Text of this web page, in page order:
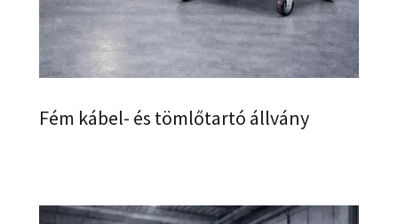
Fém kábel- és tömlőtartó állvány